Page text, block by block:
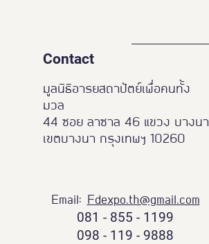
Contact
มูลนิธิอารยสถาปัตย์เพื่อคนทั้ง
มวล
44 ซอย ลาซาล 46 แขวง บางนา
เขตบางนา กรุงเทพฯ 10260
Email: Fdexpo.th@gmail.com
081 - 855 - 1199
098 - 119 - 9888